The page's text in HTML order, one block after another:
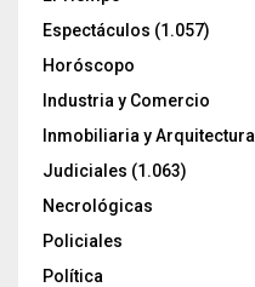
Espectáculos (1.057)
Horóscopo
Industria y Comercio
Inmobiliaria y Arquitectura
Judiciales (1.063)
Necrológicas
Policiales
Política